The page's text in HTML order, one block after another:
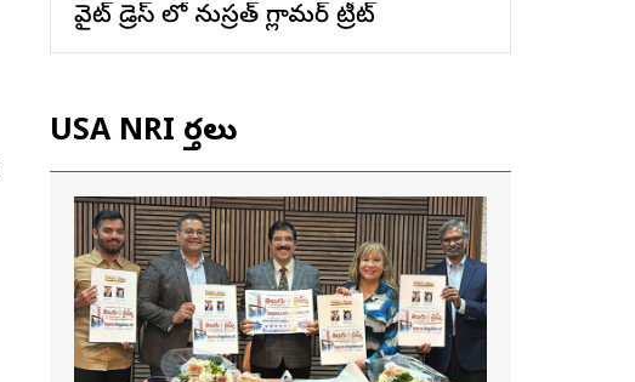
వైట్ డ్రెస్ లో నుస్ర‌త్ గ్లామ‌ర్ ట్రీట్
USA NRI వార్తలు